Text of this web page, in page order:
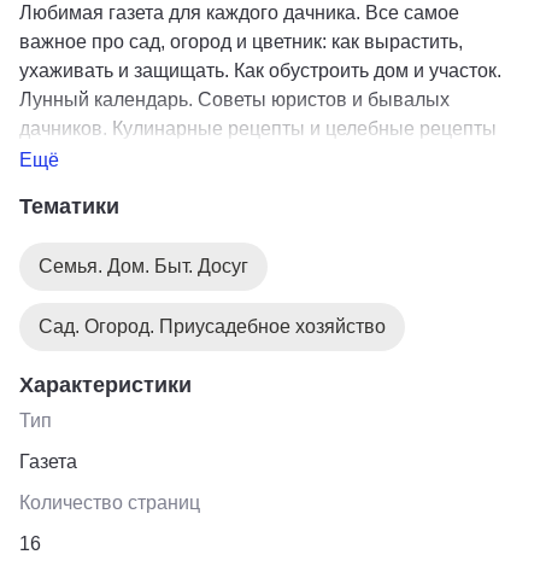
Любимая газета для каждого дачника. Все самое
важное про сад, огород и цветник: как вырастить,
ухаживать и защищать. Как обустроить дом и участок.
Лунный календарь. Советы юристов и бывалых
дачников. Кулинарные рецепты и целебные рецепты
для здоровья.
Ещё
Тематики
Семья. Дом. Быт. Досуг
Сад. Огород. Приусадебное хозяйство
Характеристики
Тип
Газета
Количество страниц
16